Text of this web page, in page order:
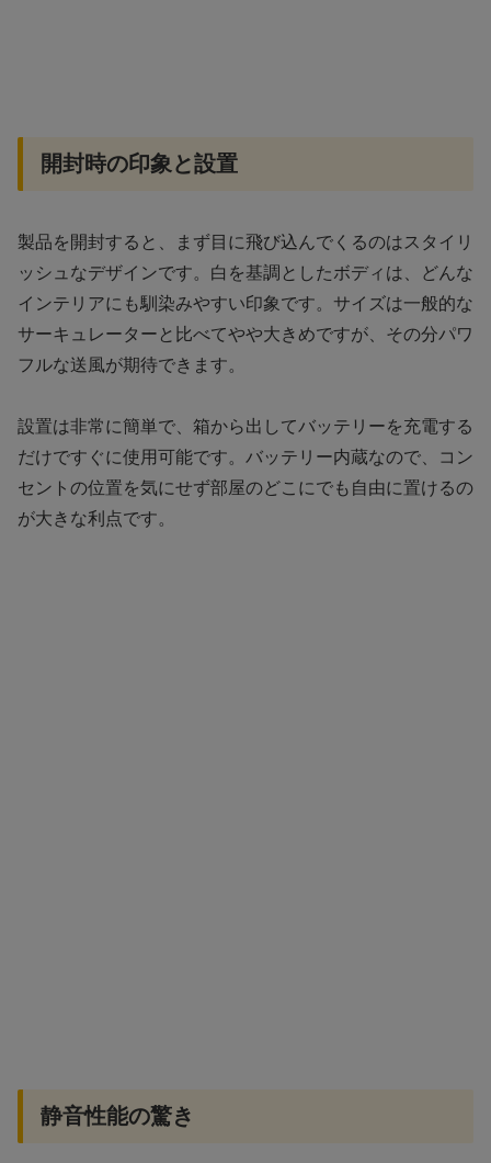
開封時の印象と設置
製品を開封すると、まず目に飛び込んでくるのはスタイリ
ッシュなデザインです。白を基調としたボディは、どんな
インテリアにも馴染みやすい印象です。サイズは一般的な
サーキュレーターと比べてやや大きめですが、その分パワ
フルな送風が期待できます。
設置は非常に簡単で、箱から出してバッテリーを充電する
だけですぐに使用可能です。バッテリー内蔵なので、コン
セントの位置を気にせず部屋のどこにでも自由に置けるの
が大きな利点です。
静音性能の驚き